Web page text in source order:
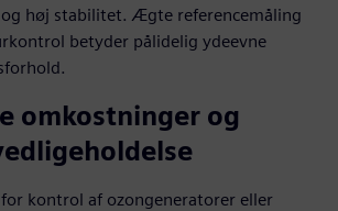
høj stabilitet. Ægte referencemåling
betyder pålidelig ydeevne
omkostninger og
kontrol af ozongeneratorer eller